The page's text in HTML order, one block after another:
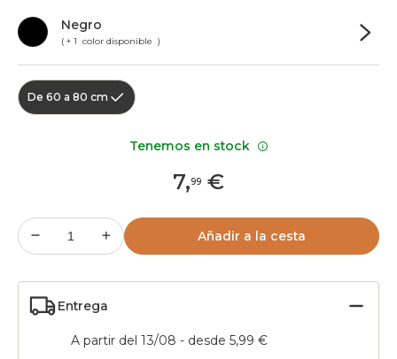
Negro
( + 1 color disponible )
De 60 a 80 cm
7,99 €
Añadir a la cesta
Entrega
A partir del 13/08 - desde 5,99 €